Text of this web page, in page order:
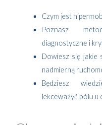
Czym jest
Poznasz
diagnostyczne i
Dowiesz się jakie
nadmierną
Będziesz
lekceważyć bólu u